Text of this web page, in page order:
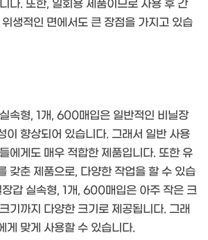
다. 또한, 일회용 제품이므로 사용 후 간
생적인 면에서도 큰 장점을 가지고 있습
속형, 1개, 600매입은 일반적인 비닐장
이 향상되어 있습니다. 그래서 일반 사용
에게도 매우 적합한 제품입니다. 또한 유
갖춘 제품으로, 다양한 작업을 할 수 있습
갑 실속형, 1개, 600매입은 아주 작은 크
기까지 다양한 크기로 제공됩니다. 그래
게 맞게 사용할 수 있습니다.